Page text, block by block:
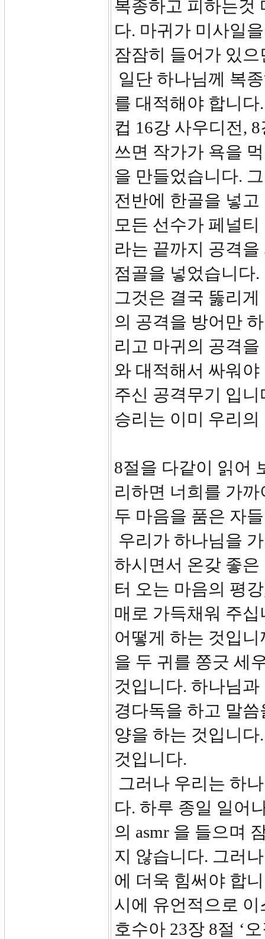
복종하고 피하는것
다. 마귀가 미사일
잠잠히 들어가 있
일단 하나님께 복
를 대적해야 합니
컵 16강 사우디전,
쓰면 작가가 욕을
을 만들었습니다.
전반에 한골을 넣
모든 선수가 페널
라는 끝까지 공격
점골을 넣었습니다
그것은 결국 뚫리
의 공격을 방어만
리고 마귀의 공격
와 대적해서 싸워
주신 공격무기 입
승리는 이미 우리
8절을 다같이 읽어
리하면 너희를 가
두 마음을 품은 자
우리가 하나님을
하시면서 온갖 좋
터 오는 마음의 평
매로 가득채워 주
어떻게 하는 것입
을 두 귀를 쫑긋 세
것입니다. 하나님
경다독을 하고 말
양을 하는 것입니
것입니다.
그러나 우리는 하
다. 하루 종일 일어
의 asmr 을 들으며
지 않습니다. 그러
에 더욱 힘써야 합
시에 유언적으로
호수아 23장 8절 ‘